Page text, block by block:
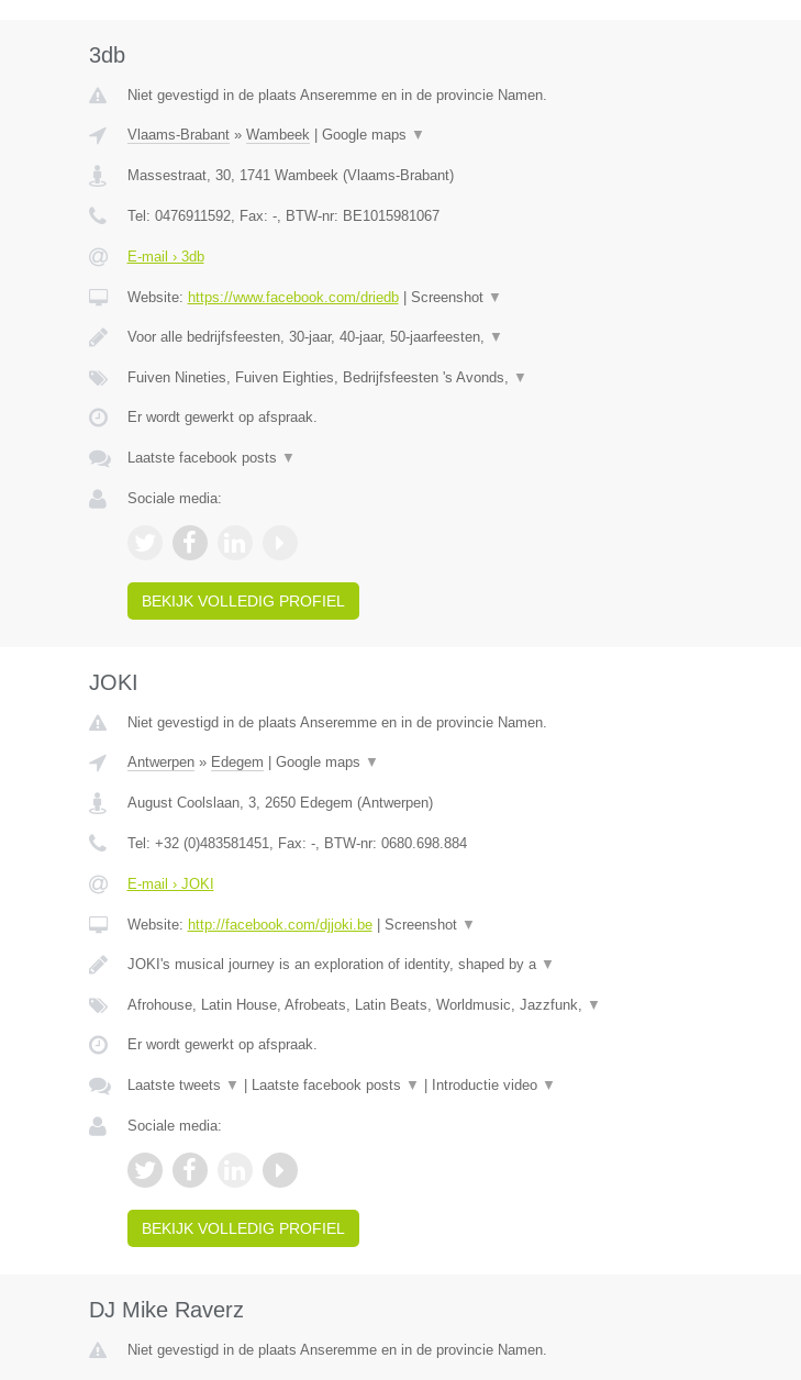
3db
Niet gevestigd in de plaats Anseremme en in de provincie Namen.
Vlaams-Brabant» Wambeek| Google maps ▼
Massestraat, 30, 1741 Wambeek(Vlaams-Brabant)
Tel: 0476911592, Fax: -, BTW-nr: BE1015981067
E-mail › 3db
Website: https://www.facebook.com/driedb| Screenshot ▼
Voor alle bedrijfsfeesten, 30-jaar, 40-jaar, 50-jaarfeesten, ▼
Fuiven Nineties, Fuiven Eighties, Bedrijfsfeesten 's Avonds, ▼
Er wordt gewerkt op afspraak.
Laatste facebook posts ▼
Sociale media:
BEKIJK VOLLEDIG PROFIEL
JOKI
Niet gevestigd in de plaats Anseremme en in de provincie Namen.
Antwerpen» Edegem Google maps ▼
August Coolslaan, 3, 2650 Edegem (Antwerpen)
Tel: +32 (0)483581451, Fax: -, BTW-nr: 0680.698.884
E-mail › JOKI
Website: http://facebook.com/djjoki.be| Screenshot ▼
JOKI's musical journey is an exploration of identity, shaped by a ▼
Afrohouse, Latin House, Afrobeats, Latin Beats, Worldmusic, Jazzfunk, ▼
Er wordt gewerkt op afspraak.
Laatste tweets ▼ Laatste facebook posts ▼ Introductie video ▼
Sociale media:
BEKIJK VOLLEDIG PROFIEL
DJ Mike Raverz
Niet gevestigd in de plaats Anseremme en in de provincie Namen.